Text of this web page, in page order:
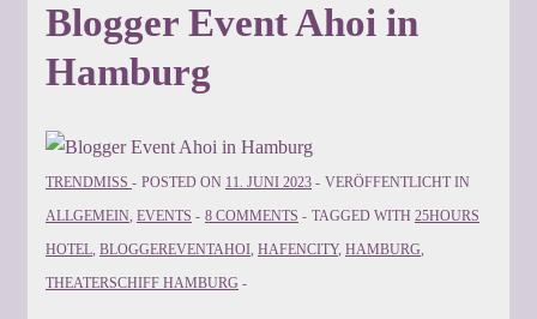
Blogger Event Ahoi in
Hamburg
TRENDMISS POSTED ON 11. JUNI 2023
VERÖFFENTLICHT IN
ALLGEMEIN EVENTS 8 COMMENTS TAGGED WITH 25HOURS
HOTEL BLOGGEREVENTAHOI HAFENCITY, HAMBURG
THEATERSCHIFF HAMBURG